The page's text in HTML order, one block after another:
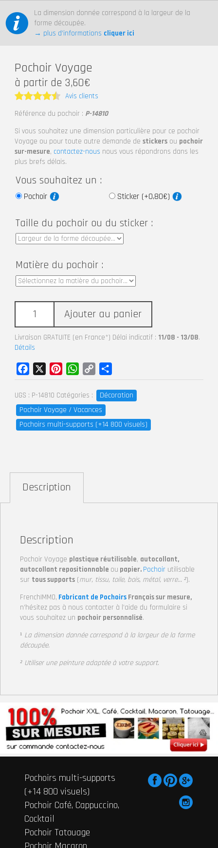
La dimension donnée correspond à la largeur de la
forme découpée.
→ plus d’informations cliquer ici
Pochoir Voyage
à partir de 3,60€
Note4.5
Avis clients
Référence du pochoir : P-14810
Si vous souhaitez une dimension particulière pour ce pochoir
Voyage ou pour toute autre demande de stickers ou pochoir
sur-mesure, contactez-nous nous vous répondrons dans les
plus brefs délais.
Vous souhaitez un :
Pochoir Sticker (+0,80€)
Taille du pochoir ou du sticker :
Matière du pochoir :
Ajouter au panier
Livraison GRATUITE (en France*) Délai indicatif : 11/08 - 13/08.
Détails
UGS : P-14810 Catégories :
Décoration
Pochoir Voyage / Vacances
Pochoirs multi-supports (+14 800 visuels)
Facebook PinterestWhatsApp
Copy
Link
Description
Description
Pochoir Voyage plastique réutilisable, autocollant,
autocollant repositionnable ou papier. Pochoir utilisable
sur tous supports (mur, tissu, toile, bois, métal, verre… ²).
FrenchIMMO, Fabricant de Pochoirs Français sur mesure,
n’hésitez pas à nous contacter à l’aide du formulaire si
vous souhaitez un pochoir personnalisé.
¹ La dimension donnée correspond à la largeur de la forme
découpée.
² Utiliser une peinture adaptée à votre support.
Pochoirs multi-supports
(+14 800 visuels)
Pochoir Café, Cappuccino,
Cocktail
Pochoir Tatouage